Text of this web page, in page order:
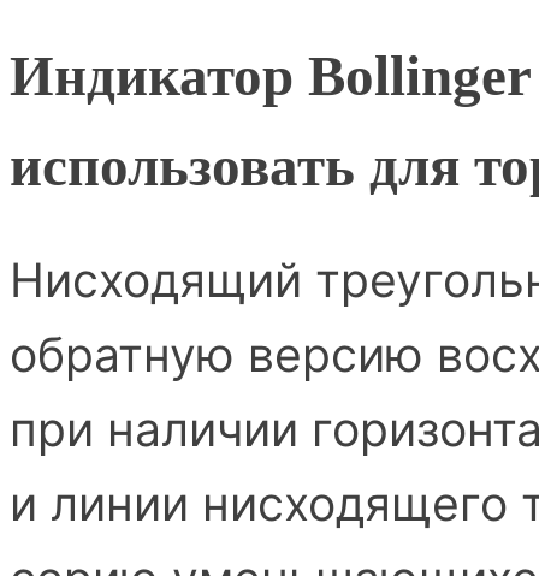
Индикатор
использовать для
Нисходящий
обратную версию
при наличии
и линии нисходящего